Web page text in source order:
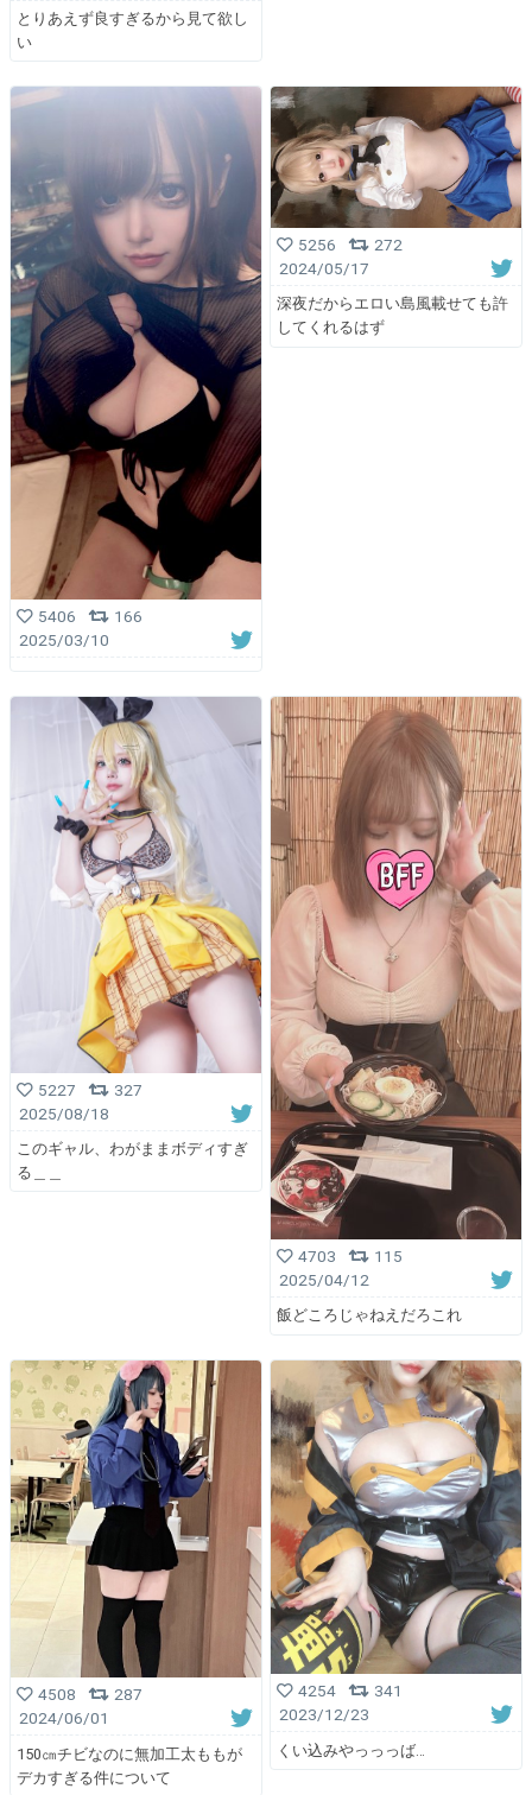
とりあえず良すぎるから見て欲し
い
5406
166
2025/03/10
5256
272
2024/05/17
深夜だからエロい島風載せても許
してくれるはず
5227
327
2025/08/18
このギャル、わがままボディすぎ
る＿＿
4703
115
2025/04/12
飯どころじゃねえだろこれ
4508
287
2024/06/01
150㎝チビなのに無加工太ももが
デカすぎる件について
4254
341
2023/12/23
くい込みやっっっば…